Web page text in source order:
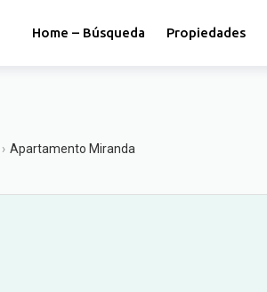
Home – Búsqueda Propiedades
› Apartamento Miranda